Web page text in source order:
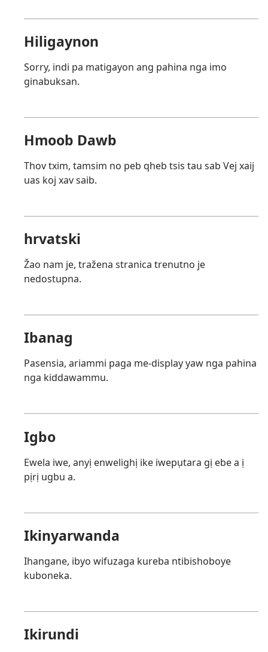
Hiligaynon
Sorry, indi pa matigayon ang pahina nga imo
ginabuksan.
Hmoob Dawb
Thov txim, tamsim no peb qheb tsis tau sab Vej xaij
uas koj xav saib.
hrvatski
Žao nam je, tražena stranica trenutno je
nedostupna.
Ibanag
Pasensia, ariammi paga me-display yaw nga pahina
nga kiddawammu.
Igbo
Ewela iwe, anyị enwelighị ike iwepụtara gị ebe a ị
pịrị ugbu a.
Ikinyarwanda
Ihangane, ibyo wifuzaga kureba ntibishoboye
kuboneka.
Ikirundi